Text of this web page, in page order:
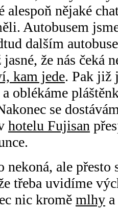
alespoň nějaké
Autobusem
dalším
že nás čeká
kam jede. Pak již
oblékáme
se
hotelu Fujisan
nekoná, ale přesto
třeba uvidíme
nic kromě mlhy